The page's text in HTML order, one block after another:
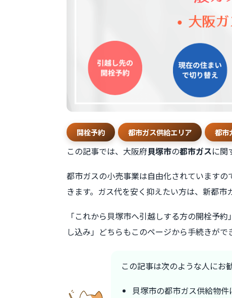
開栓予約 都市ガス供給エリア 都市
この記事では、大阪府貝塚市の都市ガスに関
都市ガスの小売事業は自由化されています
きます。ガス代を安く抑えたい方は、新都市
「これから貝塚市へ引越しする方の開栓予
し込み」どちらもこのページから手続きがで
この記事は次のような人にお
貝塚市の都市ガス供給物